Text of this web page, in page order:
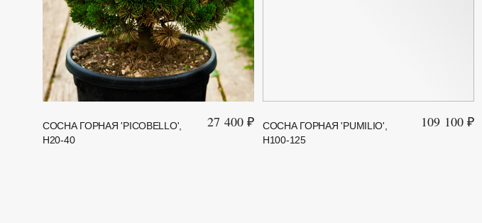
СОСНА ГОРНАЯ 'PICOBELLO',
H20-40
27 400 ₽
СОСНА ГОРНАЯ 'PUMILIO',
H100-125
109 100 ₽